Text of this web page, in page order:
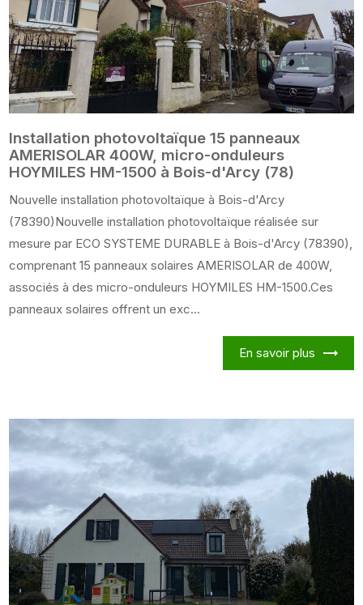
Installation photovoltaïque 15 panneaux
AMERISOLAR 400W, micro-onduleurs
HOYMILES HM-1500 à Bois-d'Arcy (78)
Nouvelle installation photovoltaïque à Bois-d'Arcy
(78390)Nouvelle installation photovoltaïque réalisée sur
mesure par ECO SYSTEME DURABLE à Bois-d'Arcy (78390),
comprenant 15 panneaux solaires AMERISOLAR de 400W,
associés à des micro-onduleurs HOYMILES HM-1500.Ces
panneaux solaires offrent un exc...
En savoir plus